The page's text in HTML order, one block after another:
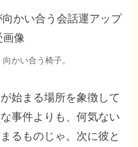
かい合う椅子。
始まる場所を象徴して
事件よりも、何気ない
るものじゃ。次に彼と